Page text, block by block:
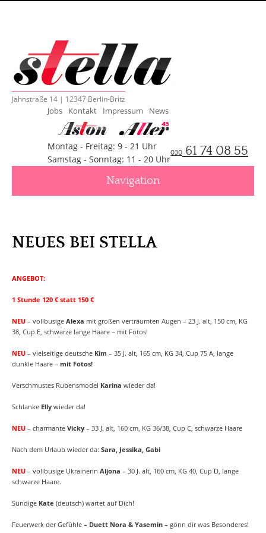
Jahnstraße 14 | 12347 Berlin-Britz
Jobs Kontakt Impressum News
030 61 74 08 55
Montag - Freitag: 9 - 21 Uhr
Samstag - Sonntag: 11 - 20 Uhr
Navigation
NEUES BEI STELLA
ANGEBOT:
1 Stunde 120 € statt 150 €
NEU – vollbusige Alexa mit großen verträumten Augen – 23 J. alt, 150 cm, KG
38, Cup E, schwarze lange Haare – mit Fotos!
NEU – vielseitige deutsche Kim – 35 J. alt, 165 cm, KG 34, Cup 75 A, lange
dunkle Haare – mit Fotos!
Verschmustes Rubensmodel Karina wieder da!
Schlanke Elly wieder da!
NEU – charmante Vicky – 33 J. alt, 160 cm, KG 36/38, Cup C, schwarze Haare
Nach dem Urlaub wieder da: Sara, Jessika, Gabi
NEU – vollbusige Ukrainerin Aljona – 30 J. alt, 160 cm, KG 40, Cup D, lange
schwarze Haare.
Sündige Kate (deutsch) wartet auf Dich!
Feuerwerk der Gefühle – Duett Nora & Yasemin – gönn dir was Besonderes!